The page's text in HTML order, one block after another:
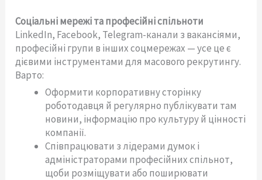
Соціальні мережі та професійні спільноти
LinkedIn, Facebook, Telegram-канали з вакансіями,
професійні групи в інших соцмережах — усе це є
дієвими інструментами для масового рекрутингу.
Варто:
Оформити корпоративну сторінку
роботодавця й регулярно публікувати там
новини, інформацію про культуру й цінності
компанії.
Співпрацювати з лідерами думок і
адміністраторами професійних спільнот,
щоби розміщувати або поширювати